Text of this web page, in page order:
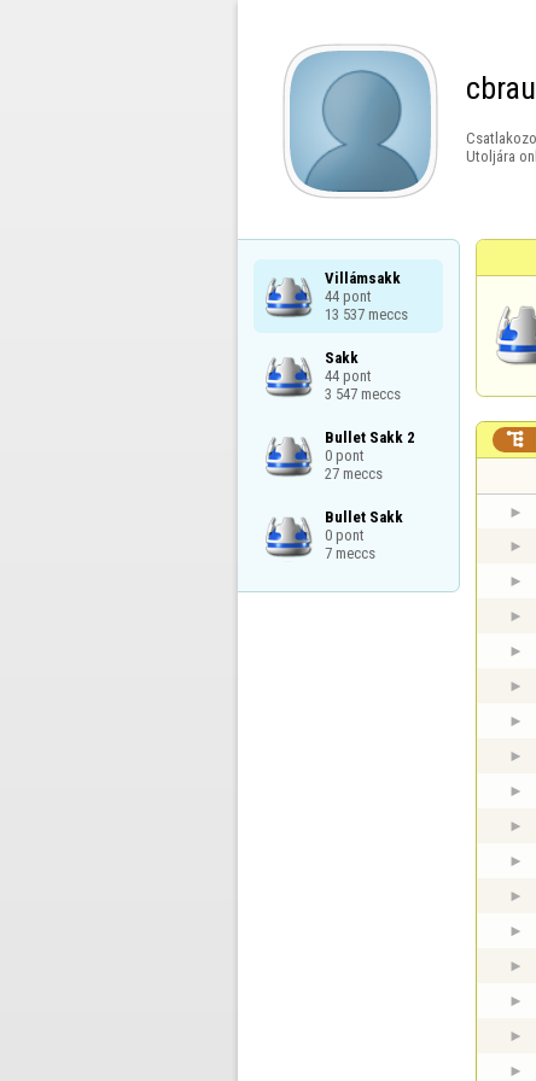
Utoljára
Villámsakk
44 pont
13 537 meccs
Sakk
44 pont
3 547 meccs
Bullet Sakk 2
0 pont
27 meccs
Bullet Sakk
0 pont
7 meccs
